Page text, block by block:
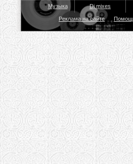
Музыка Dj mixes
Реклама на сайте